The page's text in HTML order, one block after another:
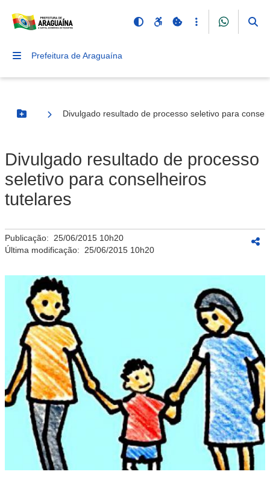
Prefeitura de Araguaína
Botão Menu
Divulgado resultado de processo seletivo para
Divulgado resultado de processo
seletivo para conselheiros
tutelares
Publicação: 25/06/2015 10h20
Última modificação: 25/06/2015 10h20